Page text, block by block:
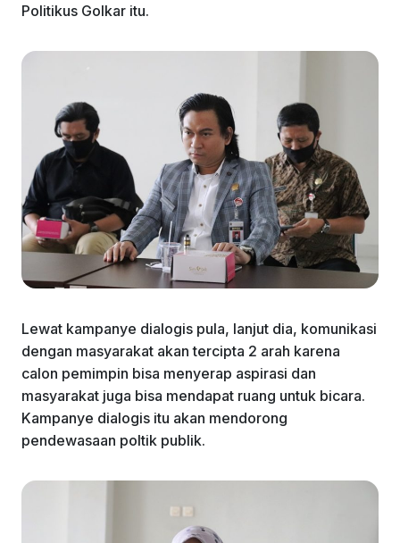
Politikus Golkar itu.
Lewat kampanye dialogis pula, lanjut dia, komunikasi
dengan masyarakat akan tercipta 2 arah karena
calon pemimpin bisa menyerap aspirasi dan
masyarakat juga bisa mendapat ruang untuk bicara.
Kampanye dialogis itu akan mendorong
pendewasaan poltik publik.